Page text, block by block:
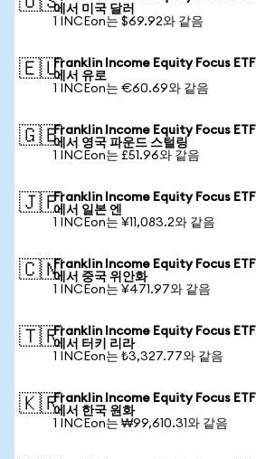
에서 미국 달러
1 INCEon는 $69.92와 같음
🇪🇺Franklin Income Equity Focus
에서 유로
1 INCEon는 €60.69와 같음
🇬🇧Franklin Income Equity Focus
에서 영국 파운드 스털링
1 INCEon는 £51.96와 같음
🇯🇵Franklin Income Equity Focus
에서 일본 엔
1 INCEon는 ¥11,083.2와 같음
🇨🇳Franklin Income Equity Focus
에서 중국 위안화
1 INCEon는 ¥471.97와 같음
🇹🇷Franklin Income Equity Focus
에서 터키 리라
1 INCEon는 ₺3,327.77와 같음
🇰🇷Franklin Income Equity Focus
에서 한국 원화
1 INCEon는 ₩99,610.31와 같음